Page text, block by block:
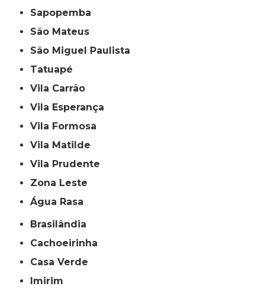
Sapopemba
São Mateus
São Miguel Paulista
Tatuapé
Vila Carrão
Vila Esperança
Vila Formosa
Vila Matilde
Vila Prudente
Zona Leste
Água Rasa
Brasilândia
Cachoeirinha
Casa Verde
Imirim